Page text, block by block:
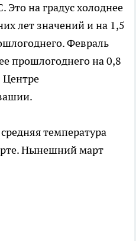
Это на градус холоднее
лет значений и на 1,5
Февраль
прошлогоднего на 0,8
Центре
температура
Нынешний март